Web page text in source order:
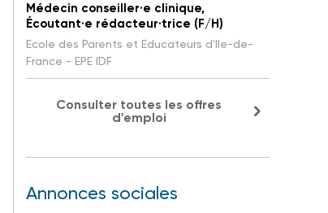
Médecin conseiller·e clinique,
Écoutant·e rédacteur·trice (F/H)
Ecole des Parents et Educateurs d'Ile-de-
France - EPE IDF
Consulter toutes les offres
d'emploi
Annonces sociales